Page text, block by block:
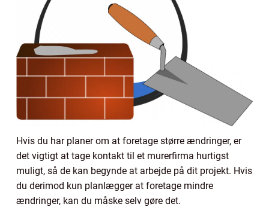
Hvis du har planer om at foretage større ændringer, er
det vigtigt at tage kontakt til et murerfirma hurtigst
muligt, så de kan begynde at arbejde på dit projekt. Hvis
du derimod kun planlægger at foretage mindre
ændringer, kan du måske selv gøre det.